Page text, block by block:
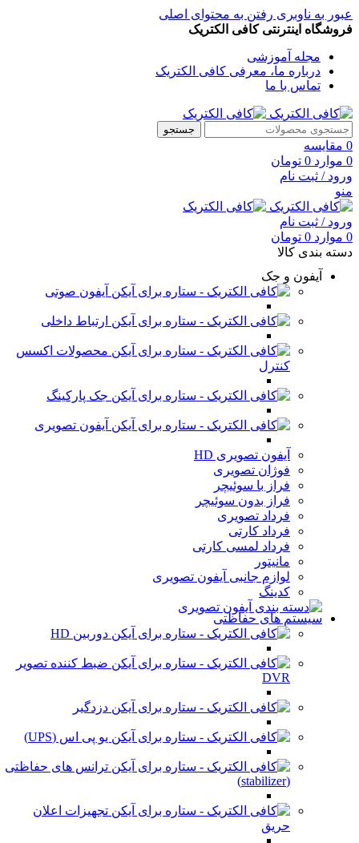
عبور به ناوبری رفتن به محتوای اصلی
فروشگاه اینترنتی کافی الکتریک
مجله آموزشی
درباره ما، معرفی کافی الکتریک
تماس با ما
جستجو
0 مقایسه
0 موارد 0 تومان
ورود / ثبت نام
منو
ورود / ثبت نام
0 موارد 0 تومان
دسته بندی کالا
آیفون و جک
آیفون صوتی
ارتباط داخلی
محصولات اکسس
کنترل
جک پارکینگ
آیفون تصویری
آیفون تصویری HD
فوژان تصویری
فراز با سوئیچر
فراز بدون سوئیچر
فرداد تصویری
فرداد کارتی
فرداد لمسی کارتی
مانیتور
لوازم جانبی آیفون تصویری
کدینگ
سیستم های حفاظتی
دوربین HD
ضبط کننده تصویر
DVR
دزدگیر
یو پی اس (UPS)
ترانس های حفاظتی
(stabilizer)
تجهیزات اعلان
حریق